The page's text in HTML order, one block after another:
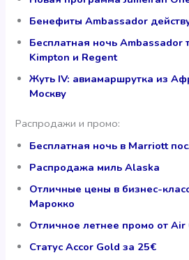
Бенефиты Ambassador
Бесплатная ночь Ambassador
Kimpton и Regent
Жуть IV: авиамаршрутка из
Москву
Распродажи и промо:
Бесплатная ночь в Marriott
Распродажа миль Alaska
Отличные цены в бизнес-
Марокко
Отличное летнее промо от Air
Статус Accor Gold за 25€